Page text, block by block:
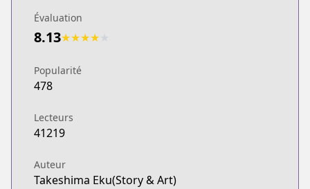
Évaluation
8.13★★★★
Popularité
478
Lecteurs
41219
Auteur
Takeshima Eku(Story & Art)